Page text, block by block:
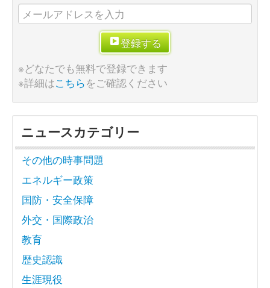
登録する
※どなたでも無料で登録できます
※詳細はこちらをご確認ください
ニュースカテゴリー
その他の時事問題
エネルギー政策
国防・安全保障
外交・国際政治
教育
歴史認識
生涯現役